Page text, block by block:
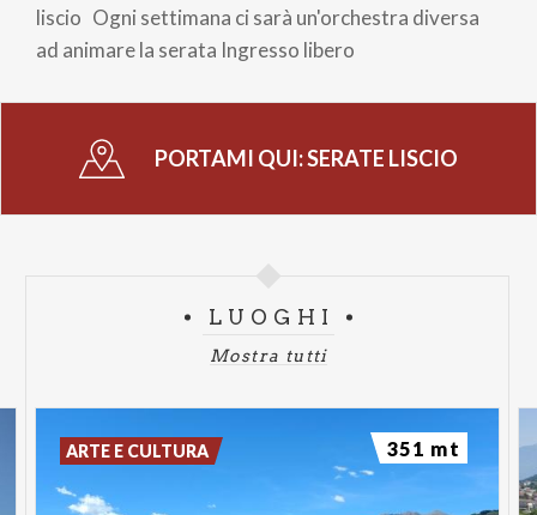
liscio Ogni settimana ci sarà un'orchestra diversa
ad animare la serata Ingresso libero
PORTAMI QUI:SERATE LISCIO
LUOGHI
Mostra tutti
ARTE E CULTURA 351 mt